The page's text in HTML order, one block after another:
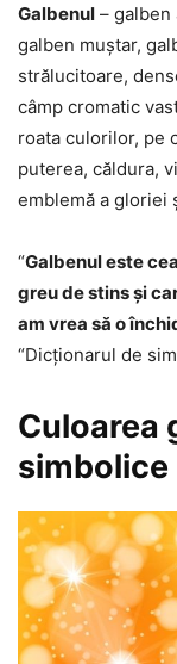
Galbenul – galben
galben muștar,
strălucitoare,
câmp cromatic
roata culorilor, pe
puterea, căldura,
emblemă a gloriei
“Galbenul este
greu de stins şi
am vrea să o
“Dicţionarul de
Culoarea